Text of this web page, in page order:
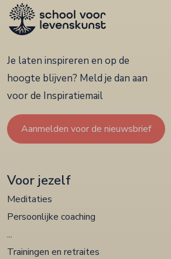
Je laten inspireren en op de
hoogte blijven? Meld je dan aan
voor de Inspiratiemail
Aanmelden voor de nieuwsbrief
Voor jezelf
Meditaties
Persoonlijke coaching
...
Trainingen en retraites